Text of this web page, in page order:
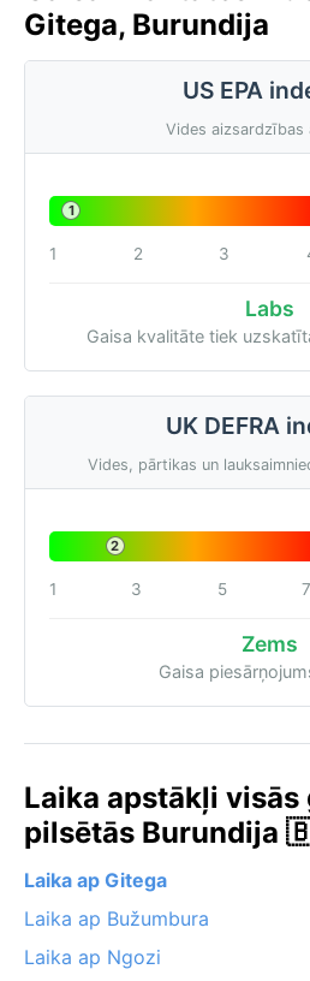
Gitega, Burundija
US EPA
Vides aizsardzības
1
1 2 3
Labs
Gaisa kvalitāte tiek
UK DEFRA
Vides, pārtikas un
2
1 3 5 7
Zems
Gaisa
Laika apstākļi visās
pilsētās Burundija
Laika ap Gitega
Laika ap Bužumbura
Laika ap Ngozi